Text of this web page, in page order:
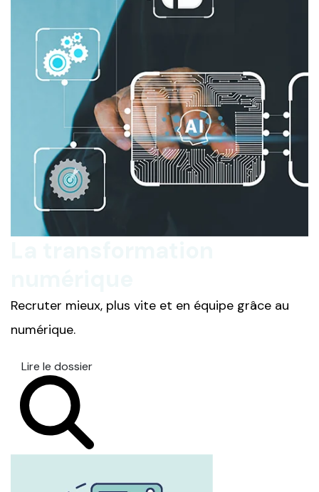
Recruter mieux, plus vite et en équipe grâce au
numérique.
Lire le dossier